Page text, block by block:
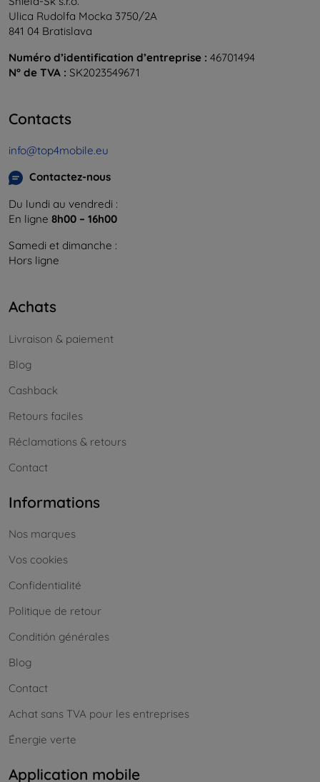
Ulica Rudolfa Mocka 3750/2A
841 04 Bratislava
Numéro d’identification d’entreprise : 46701494
N° de TVA : SK2023549671
Contacts
info@top4mobile.eu
Contactez-nous
Du lundi au vendredi :
En ligne 8h00 – 16h00
Samedi et dimanche :
Hors ligne
Achats
Livraison & paiement
Blog
Cashback
Retours faciles
Réclamations & retours
Contact
Informations
Nos marques
Vos cookies
Confidentialité
Politique de retour
Conditión générales
Blog
Contact
Achat sans TVA pour les entreprises
Énergie verte
Application mobile